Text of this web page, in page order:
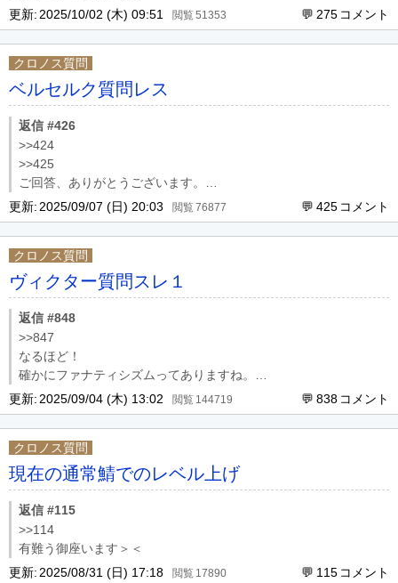
更新: 2025/10/02 (木) 09:51 51353 275
クロノス質問
ベルセルク質問レス
返信 #426
>>424
>>425
ご回答、ありがとうございます。
少々悪あがきしてみます‼︎
更新: 2025/09/07 (日) 20:03 76877 425
クロノス質問
ヴィクター質問スレ１
返信 #848
>>847
なるほど！
確かにファナティシズムってありますね。
回答ありがとうございました。
更新: 2025/09/04 (木) 13:02 144719 838
クロノス質問
現在の通常鯖でのレベル上げ
返信 #115
>>114
有難う御座います＞＜
更新: 2025/08/31 (日) 17:18 17890 115